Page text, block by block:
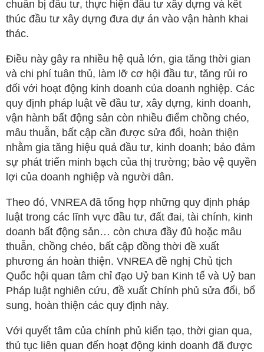
chuẩn bị đầu tư, thực hiện đầu tư xây dựng và kết
thúc đầu tư xây dựng đưa dự án vào vận hành khai
thác.
Điều này gây ra nhiều hệ quả lớn, gia tăng thời gian
và chi phí tuân thủ, làm lỡ cơ hội đầu tư, tăng rủi ro
đối với hoạt động kinh doanh của doanh nghiệp. Các
quy định pháp luật về đầu tư, xây dựng, kinh doanh,
vận hành bất động sản còn nhiều điểm chồng chéo,
mâu thuẫn, bất cập cần được sửa đổi, hoàn thiện
nhằm gia tăng hiệu quả đầu tư, kinh doanh; bảo đảm
sự phát triển minh bạch của thị trường; bảo vệ quyền
lợi của doanh nghiệp và người dân.
Theo đó, VNREA đã tổng hợp những quy định pháp
luật trong các lĩnh vực đầu tư, đất đai, tài chính, kinh
doanh bất động sản… còn chưa đầy đủ hoặc mâu
thuẫn, chồng chéo, bất cập đồng thời đề xuất
phương án hoàn thiện. VNREA đề nghị Chủ tịch
Quốc hội quan tâm chỉ đạo Uỷ ban Kinh tế và Uỷ ban
Pháp luật nghiên cứu, đề xuất Chính phủ sửa đổi, bổ
sung, hoàn thiện các quy định này.
Với quyết tâm của chính phủ kiến tạo, thời gian qua,
thủ tục liên quan đến hoạt động kinh doanh đã được